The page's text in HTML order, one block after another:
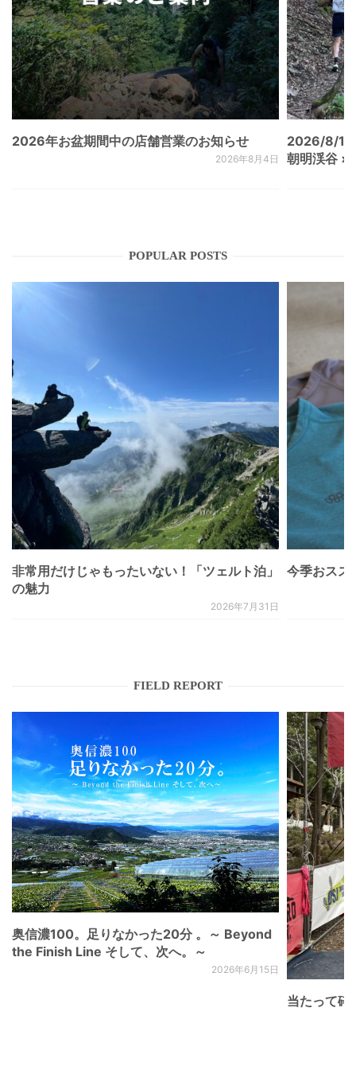
2026年お盆期間中の店舗営業のお知らせ
2026年8月4日
2026/8/
朝明渓谷 ×
POPULAR POSTS
非常用だけじゃもったいない！「ツェルト泊」
の魅力
2026年7月31日
今季おスス
FIELD REPORT
奥信濃100。足りなかった20分 。～ Beyond
the Finish Line そして、次へ。～
2026年6月15日
当たって砕